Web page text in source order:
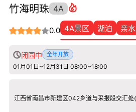
竹海明珠 4A
0.0 4A景区 湖泊 亲水
闭园中 全年开放
01月01日~12月31日 08:00~18:00